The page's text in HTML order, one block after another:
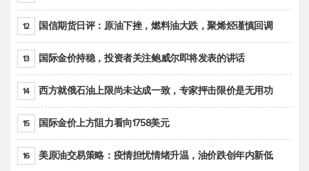
12 国信期货日评：原油下挫，燃料油大跌，聚烯烃谨慎回调
13 国际金价持稳，投资者关注鲍威尔即将发表的讲话
14 西方就俄石油上限尚未达成一致，专家抨击限价是无用功
15 国际金价上方阻力看向1758美元
16 美原油交易策略：疫情担忧情绪升温，油价跌创年内新低